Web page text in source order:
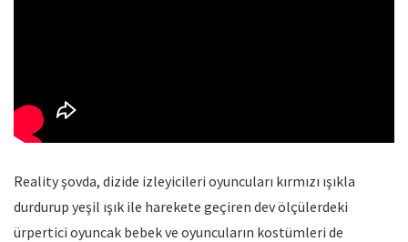
Reality şovda, dizide izleyicileri oyuncuları kırmızı ışıkla
durdurup yeşil ışık ile harekete geçiren dev ölçülerdeki
ürpertici oyuncak bebek ve oyuncuların kostümleri de